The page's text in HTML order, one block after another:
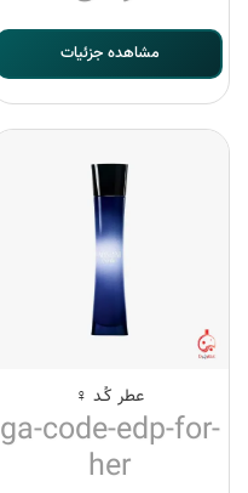
مشاهده جزئیات
عطر کُـد ♀
ga-code-edp-for-
her